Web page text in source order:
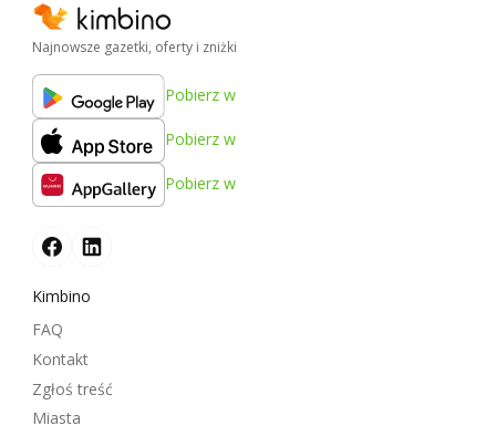
Najnowsze gazetki, oferty i zniżki
Pobierz w
Pobierz w
Pobierz w
Kimbino
FAQ
Kontakt
Zgłoś treść
Miasta